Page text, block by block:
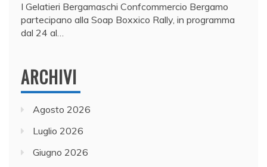
I Gelatieri Bergamaschi Confcommercio Bergamo
partecipano alla Soap Boxxico Rally, in programma
dal 24 al…
ARCHIVI
Agosto 2026
Luglio 2026
Giugno 2026